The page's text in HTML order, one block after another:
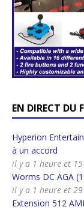
EN DIRECT DU
Hyperion
à un accord
il y a 1 heure et
Worms DC AGA
il y a 1 heure et
Extension 512